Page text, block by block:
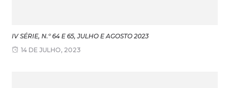
IV SÉRIE, N.º 64 E 65, JULHO E AGOSTO 2023
14 DE JULHO, 2023